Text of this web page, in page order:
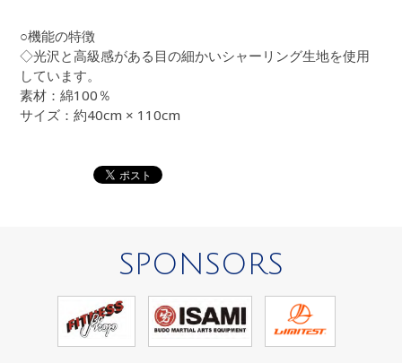
○機能の特徴
◇光沢と高級感がある目の細かいシャーリング生地を使用
しています。
素材：綿100％
サイズ：約40cm × 110cm
SPONSORS